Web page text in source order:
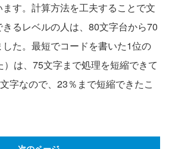
す。計算方法を工夫することで文
るレベルの人は、80文字台から70
た。最短でコードを書いた1位の
）は、75文字まで処理を短縮できて
字なので、23％まで短縮できたこ